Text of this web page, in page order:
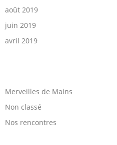
août 2019
juin 2019
avril 2019
Merveilles de Mains
Non classé
Nos rencontres